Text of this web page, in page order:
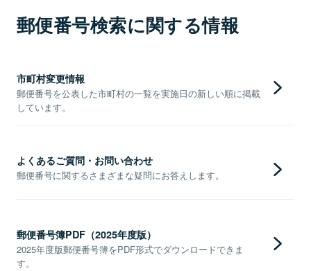
郵便番号検索に関する情報
市町村変更情報
郵便番号を公表した市町村の一覧を実施日の新しい順に掲載
しています。
よくあるご質問・お問い合わせ
郵便番号に関するさまざまな疑問にお答えします。
郵便番号簿PDF（2025年度版）
2025年度版郵便番号簿をPDF形式でダウンロードできま
す。